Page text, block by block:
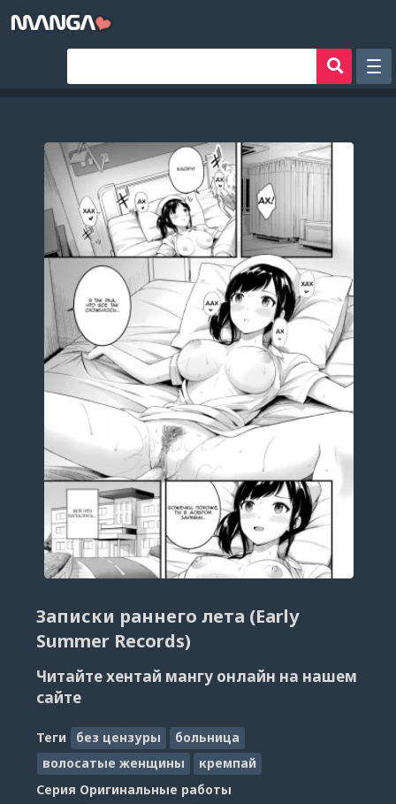
Авторы
Аниме хентай
Сборники манги
Sign in
Register
Записки раннего лета (Early
Summer Records)
Читайте хентай мангу онлайн на нашем
сайте
Теги без цензуры
больница
волосатые женщины
кремпай
Серия Оригинальные работы